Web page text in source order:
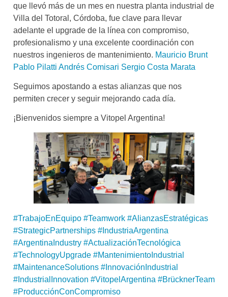
que llevó más de un mes en nuestra planta industrial de
Villa del Totoral, Córdoba, fue clave para llevar
adelante el upgrade de la línea con compromiso,
profesionalismo y una excelente coordinación con
nuestros ingenieros de mantenimiento. Mauricio Brunt
Pablo Pilatti Andrés Comisari Sergio Costa Marata
Seguimos apostando a estas alianzas que nos
permiten crecer y seguir mejorando cada día.
¡Bienvenidos siempre a Vitopel Argentina!
#TrabajoEnEquipo #Teamwork #AlianzasEstratégicas
#StrategicPartnerships #IndustriaArgentina
#ArgentinaIndustry #ActualizaciónTecnológica
#TechnologyUpgrade #MantenimientoIndustrial
#MaintenanceSolutions #InnovaciónIndustrial
#IndustrialInnovation #VitopelArgentina #BrücknerTeam
#ProducciónConCompromiso